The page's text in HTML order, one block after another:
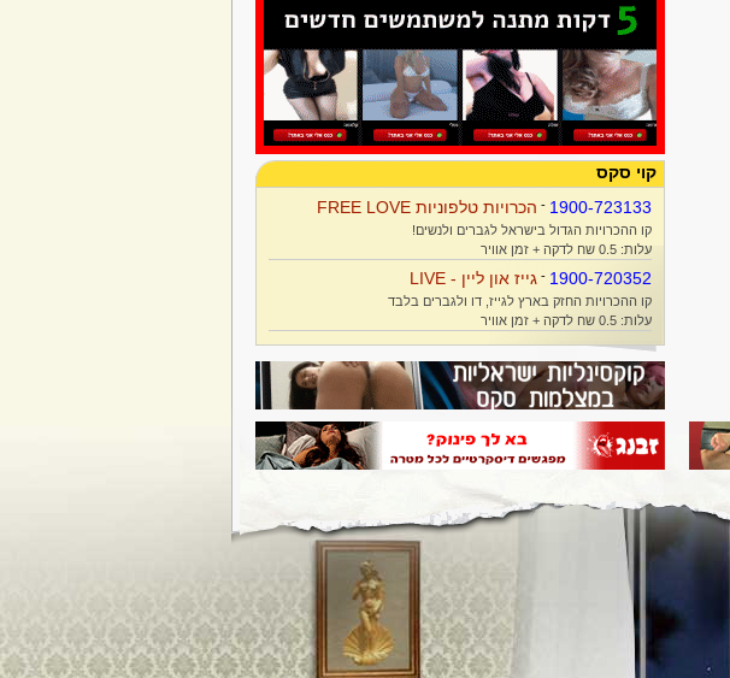
קוי סקס
1900-723133
- הכרויות טלפוניות FREE LOVE
קו ההכרויות הגדול בישראל לגברים ולנשים!
עלות: 0.5 שח לדקה + זמן אוויר
1900-720352
- גייז און ליין - LIVE
קו ההכרויות החזק בארץ לגייז, דו ולגברים בלבד
עלות: 0.5 שח לדקה + זמן אוויר